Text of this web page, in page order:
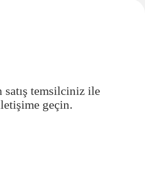
satış temsilciniz ile
geçin.